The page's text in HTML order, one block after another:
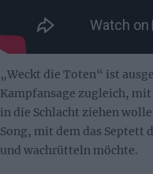
„Weckt die Toten“ ist
Kampfansage zugleich,
in die Schlacht ziehen
Song, mit dem das Septett
und wachrütteln möchte.